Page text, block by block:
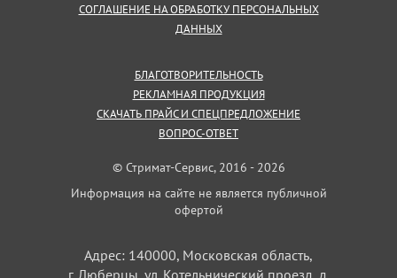
СОГЛАШЕНИЕ НА ОБРАБОТКУ ПЕРСОНАЛЬНЫХ
ДАННЫХ
БЛАГОТВОРИТЕЛЬНОСТЬ
РЕКЛАМНАЯ ПРОДУКЦИЯ
СКАЧАТЬ ПРАЙС И СПЕЦПРЕДЛОЖЕНИЕ
ВОПРОС-ОТВЕТ
© Стримат-Сервис, 2016 - 2026
Информация на сайте не является публичной
офертой
Адрес: 140000, Московская область,